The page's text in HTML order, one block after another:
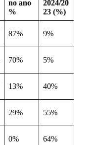
no ano
%
2024/20
23 (%)
87% 9%
70% 5%
13% 40%
29% 55%
0% 64%